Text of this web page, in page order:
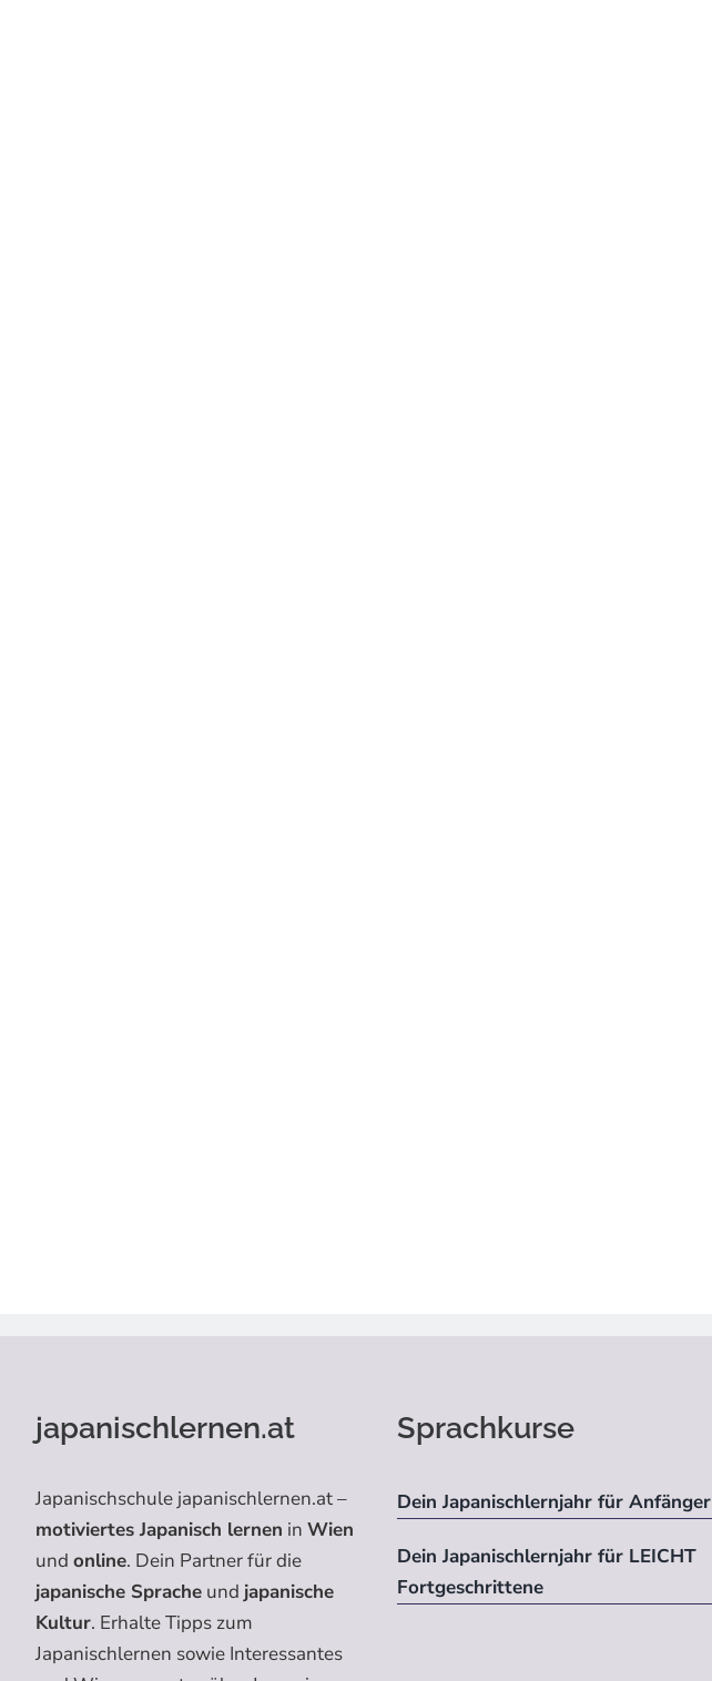
japanischlernen.at
Japanischschule japanischlernen.at –
motiviertes Japanisch lernen in Wien
und online. Dein Partner für die
japanische Spracheund japanische
Kultur. Erhalte Tipps zum
Japanischlernen sowie Interessantes
Sprachkurse
Dein Japanischlernjahr für Anfänger
Dein Japanischlernjahr für LEICHT
Fortgeschrittene